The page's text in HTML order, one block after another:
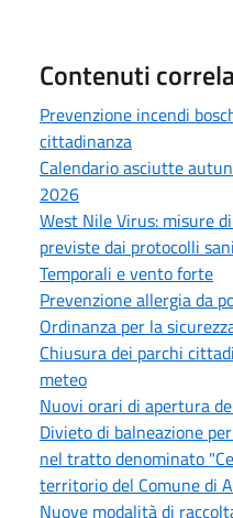
Contenuti
Prevenzione incendi
cittadinanza
Calendario asciutte
2026
West Nile Virus: misure
previste dai protocolli
Temporali e vento forte
Prevenzione allergia da
Ordinanza per la
Chiusura dei parchi
meteo
Nuovi orari di apertura
Divieto di balneazione
nel tratto denominato
territorio del Comune di
Nuove modalità di